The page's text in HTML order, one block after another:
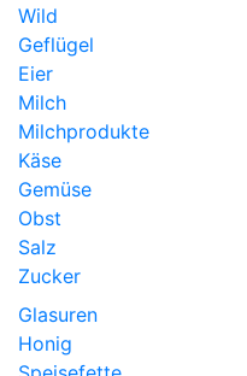
Wild
Geflügel
Eier
Milch
Milchprodukte
Käse
Gemüse
Obst
Salz
Zucker
Glasuren
Honig